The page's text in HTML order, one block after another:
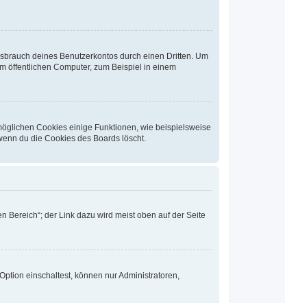
deines Benutzerkontos durch einen Dritten. Um
öffentlichen Computer, zum Beispiel in einem
Cookies einige Funktionen, wie beispielsweise
du die Cookies des Boards löscht.
Bereich“; der Link dazu wird meist oben auf der Seite
einschaltest, können nur Administratoren,